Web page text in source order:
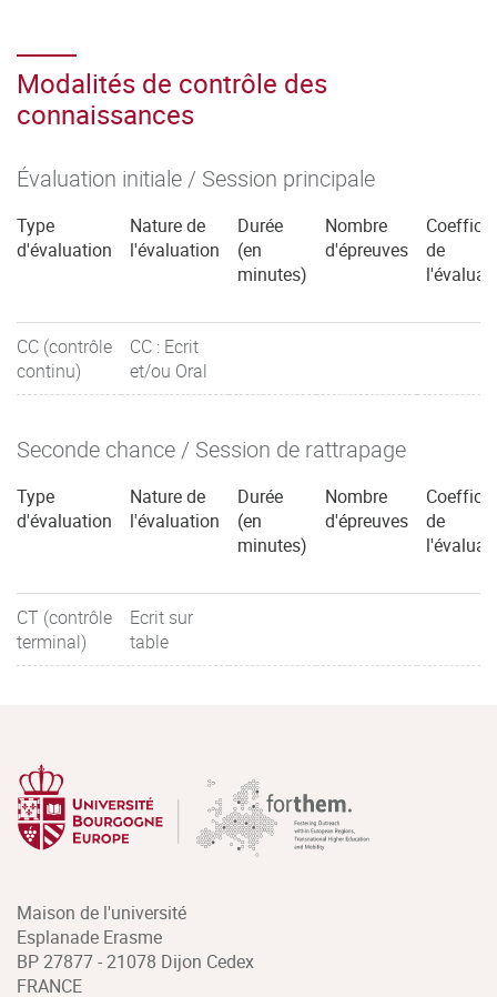
Modalités de contrôle des
connaissances
Évaluation initiale / Session principale
Type
d'évaluation
Nature de
l'évaluation
Durée
(en
minutes)
Nombre
d'épreuves
de
CC (contrôle
continu)
CC : Ecrit
et/ou Oral
Seconde chance / Session de rattrapage
Type
d'évaluation
Nature de
l'évaluation
Durée
(en
minutes)
Nombre
d'épreuves
de
CT (contrôle
terminal)
Ecrit sur
table
Maison de l'université
Esplanade Erasme
BP 27877 - 21078 Dijon Cedex
FRANCE